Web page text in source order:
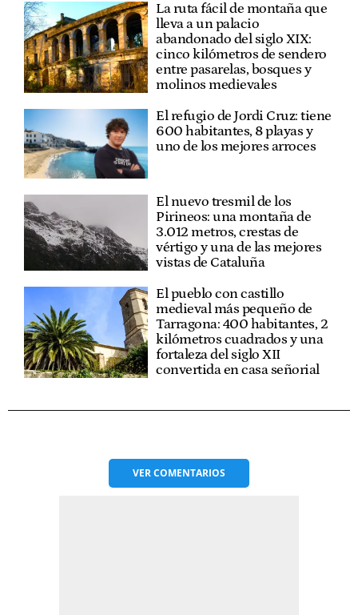
La ruta fácil de montaña que
lleva a un palacio
abandonado del siglo XIX:
cinco kilómetros de sendero
entre pasarelas, bosques y
molinos medievales
El refugio de Jordi Cruz: tiene
600 habitantes, 8 playas y
uno de los mejores arroces
El nuevo tresmil de los
Pirineos: una montaña de
3.012 metros, crestas de
vértigo y una de las mejores
vistas de Cataluña
El pueblo con castillo
medieval más pequeño de
Tarragona: 400 habitantes, 2
kilómetros cuadrados y una
fortaleza del siglo XII
convertida en casa señorial
VERCOMENTARIOS